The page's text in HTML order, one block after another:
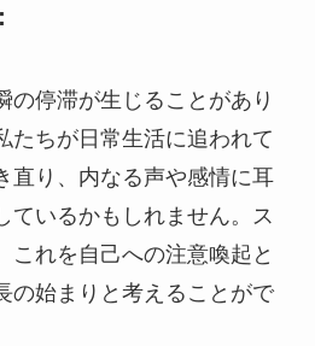
の停滞が生じることがあり
たちが日常生活に追われて
直り、内なる声や感情に耳
ているかもしれません。ス
これを自己への注意喚起と
の始まりと考えることがで